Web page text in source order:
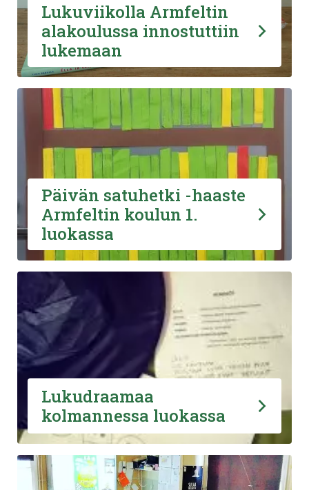
Lukuviikolla Armfeltin
alakoulussa innostuttiin
lukemaan
Päivän satuhetki -haaste
Armfeltin koulun 1.
luokassa
Lukudraamaa
kolmannessa luokassa